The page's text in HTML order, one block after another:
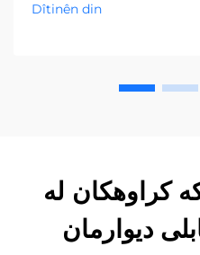
Dîtinên din
كراوهكان له
دیوارمان